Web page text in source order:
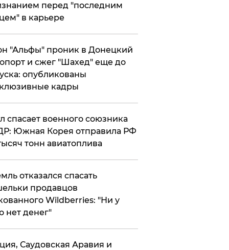
перед "последним
в карьере
"Альфы" проник в Донецкий
и сжег "Шахед" еще до
опубликованы
кадры
спасает военного союзника
Южная Корея отправила РФ
тонн авиатоплива
отказался спасать
продавцов
Wildberries: "Ни у
нет денег"
Саудовская Аравия и